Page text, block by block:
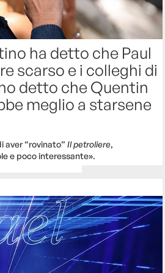
ha detto che Paul
scarso e i colleghi di
detto che Quentin
meglio a starsene
aver “rovinato”Il petroliere,
e poco interessante».